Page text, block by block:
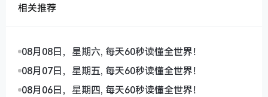
相关推荐
08月08日，星期六, 每天60秒读懂全世界！
08月07日，星期五, 每天60秒读懂全世界！
08月06日，星期四, 每天60秒读懂全世界！